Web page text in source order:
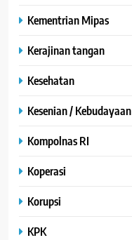
Kementrian Mipas
Kerajinan tangan
Kesehatan
Kesenian / Kebudayaan
Kompolnas RI
Koperasi
Korupsi
KPK